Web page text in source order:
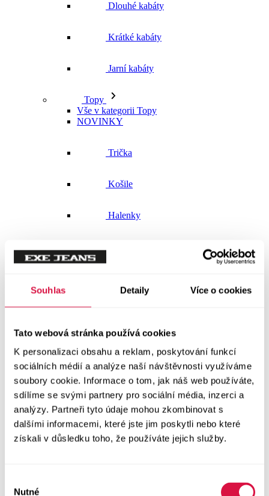
Souhlas Detaily Více o cookies
Tato webová stránka používá cookies
K personalizaci obsahu a reklam, poskytování funkcí
sociálních médií a analýze naší návštěvnosti využíváme
soubory cookie. Informace o tom, jak náš web používáte,
sdílíme se svými partnery pro sociální média, inzerci a
analýzy. Partneři tyto údaje mohou zkombinovat s
dalšími informacemi, které jste jim poskytli nebo které
získali v důsledku toho, že používáte jejich služby.
Nutné
Dlouhé kabáty
Krátké kabáty
Jarní kabáty
Topy
Vše v kategorii Topy
NOVINKY
Trička
Košile
Halenky
Vše v kategorii Svetry a mikiny
Mikiny
Svetry
Šaty a sukně
Vše v kategorii Šaty a sukně
NOVINKY
Letní šaty